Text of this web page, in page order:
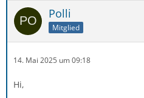
Polli
Mitglied
14. Mai 2025 um 09:18
Hi,